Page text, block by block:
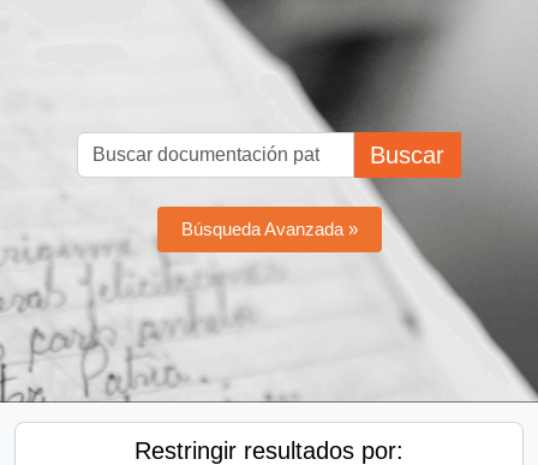
Buscar
Búsqueda Avanzada »
Restringir resultados por: